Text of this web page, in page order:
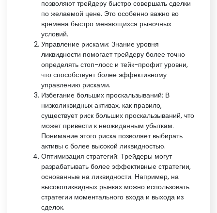
позволяют трейдеру быстро совершать сделки
по желаемой цене. Это особенно важно во
времена быстро меняющихся рыночных
условий.
Управление рисками: Знание уровня
ликвидности помогает трейдеру более точно
определять стоп-лосс и тейк-профит уровни,
что способствует более эффективному
управлению рисками.
Избегание больших проскальзываний: В
низколиквидных активах, как правило,
существует риск больших проскальзываний, что
может привести к неожиданным убыткам.
Понимание этого риска позволяет выбирать
активы с более высокой ликвидностью.
Оптимизация стратегий: Трейдеры могут
разрабатывать более эффективные стратегии,
основанные на ликвидности. Например, на
высоколиквидных рынках можно использовать
стратегии моментального входа и выхода из
сделок.